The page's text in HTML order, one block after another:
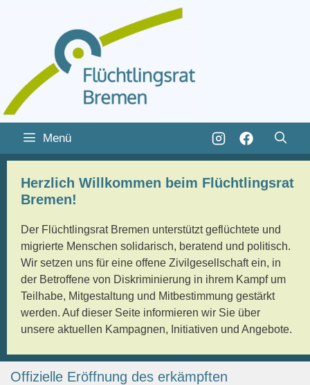
Zum
Inhalt
springen
springen
Menü
Herzlich Willkommen beim Flüchtlingsrat
Bremen!
Der Flüchtlingsrat Bremen unterstützt geflüchtete und
migrierte Menschen solidarisch, beratend und politisch.
Wir setzen uns für eine offene Zivilgesellschaft ein, in
der Betroffene von Diskriminierung in ihrem Kampf um
Teilhabe, Mitgestaltung und Mitbestimmung gestärkt
werden. Auf dieser Seite informieren wir Sie über
unsere aktuellen Kampagnen, Initiativen und Angebote.
Offizielle Eröffnung des erkämpften